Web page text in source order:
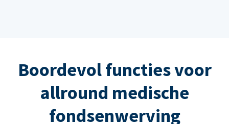
Boordevol functies voor
allround medische
fondsenwerving